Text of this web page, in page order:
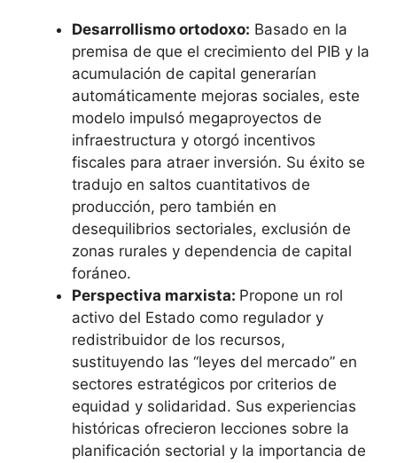
Desarrollismo ortodoxo: Basado en la
premisa de que el crecimiento del PIB y la
acumulación de capital generarían
automáticamente mejoras sociales, este
modelo impulsó megaproyectos de
infraestructura y otorgó incentivos
fiscales para atraer inversión. Su éxito se
tradujo en saltos cuantitativos de
producción, pero también en
desequilibrios sectoriales, exclusión de
zonas rurales y dependencia de capital
foráneo.
Perspectiva marxista: Propone un rol
activo del Estado como regulador y
redistribuidor de los recursos,
sustituyendo las “leyes del mercado” en
sectores estratégicos por criterios de
equidad y solidaridad. Sus experiencias
históricas ofrecieron lecciones sobre la
planificación sectorial y la importancia de